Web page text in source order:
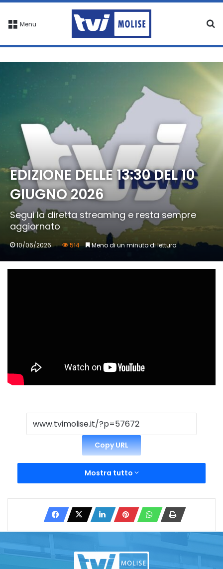
Menu
EDIZIONE DELLE 13:30 DEL 10
GIUGNO 2026
Segui la diretta streaming e resta sempre
aggiornato
10/06/2026 514 Meno di un minuto di lettura
Copy URL
Mostra tutto